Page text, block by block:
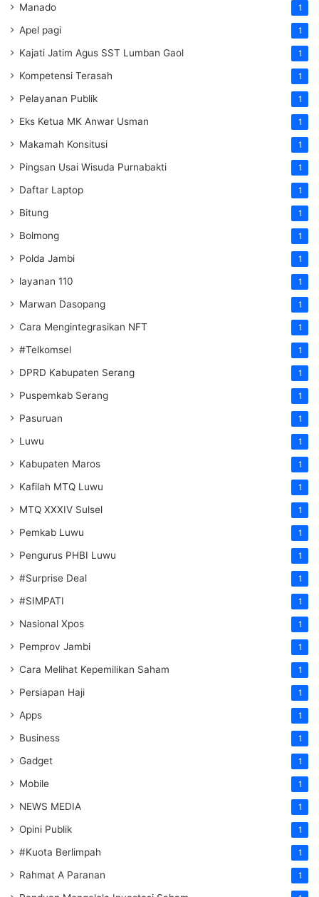
Manado 1
Apel pagi 1
Kajati Jatim Agus SST Lumban Gaol 1
Kompetensi Terasah 1
Pelayanan Publik 1
Eks Ketua MK Anwar Usman 1
Makamah Konsitusi 1
Pingsan Usai Wisuda Purnabakti 1
Daftar Laptop 1
Bitung 1
Bolmong 1
Polda Jambi 1
layanan 110 1
Marwan Dasopang 1
Cara Mengintegrasikan NFT 1
#Telkomsel 1
DPRD Kabupaten Serang 1
Puspemkab Serang 1
Pasuruan 1
Luwu 1
Kabupaten Maros 1
Kafilah MTQ Luwu 1
MTQ XXXIV Sulsel 1
Pemkab Luwu 1
Pengurus PHBI Luwu 1
#Surprise Deal 1
#SIMPATI 1
Nasional Xpos 1
Pemprov Jambi 1
Cara Melihat Kepemilikan Saham 1
Persiapan Haji 1
Apps 1
Business 1
Gadget 1
Mobile 1
NEWS MEDIA 1
Opini Publik 1
#Kuota Berlimpah 1
Rahmat A Paranan 1